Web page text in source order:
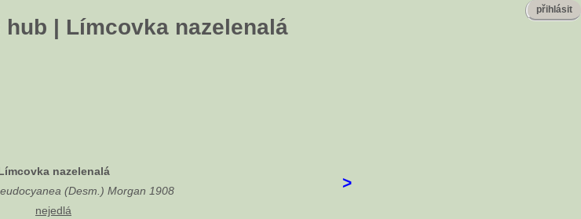
hub | Límcovka nazelenalá
přihlásit
nazelenalá
(Desm.) Morgan 1908
nejedlá
>